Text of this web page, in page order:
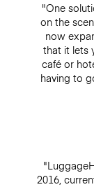
"One
on the
now
that it lets
café or
having to
2016,